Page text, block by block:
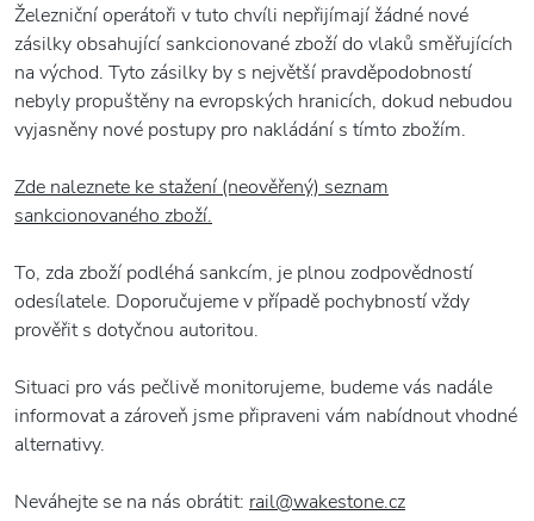
Železniční operátoři v tuto chvíli nepřijímají žádné nové
zásilky obsahující sankcionované zboží do vlaků směřujících
na východ. Tyto zásilky by s největší pravděpodobností
nebyly propuštěny na evropských hranicích, dokud nebudou
vyjasněny nové postupy pro nakládání s tímto zbožím.
Zde naleznete ke stažení (neověřený) seznam
sankcionovaného zboží.
To, zda zboží podléhá sankcím, je plnou zodpovědností
odesílatele. Doporučujeme v případě pochybností vždy
prověřit s dotyčnou autoritou.
Situaci pro vás pečlivě monitorujeme, budeme vás nadále
informovat a zároveň jsme připraveni vám nabídnout vhodné
alternativy.
Neváhejte se na nás obrátit: rail@wakestone.cz